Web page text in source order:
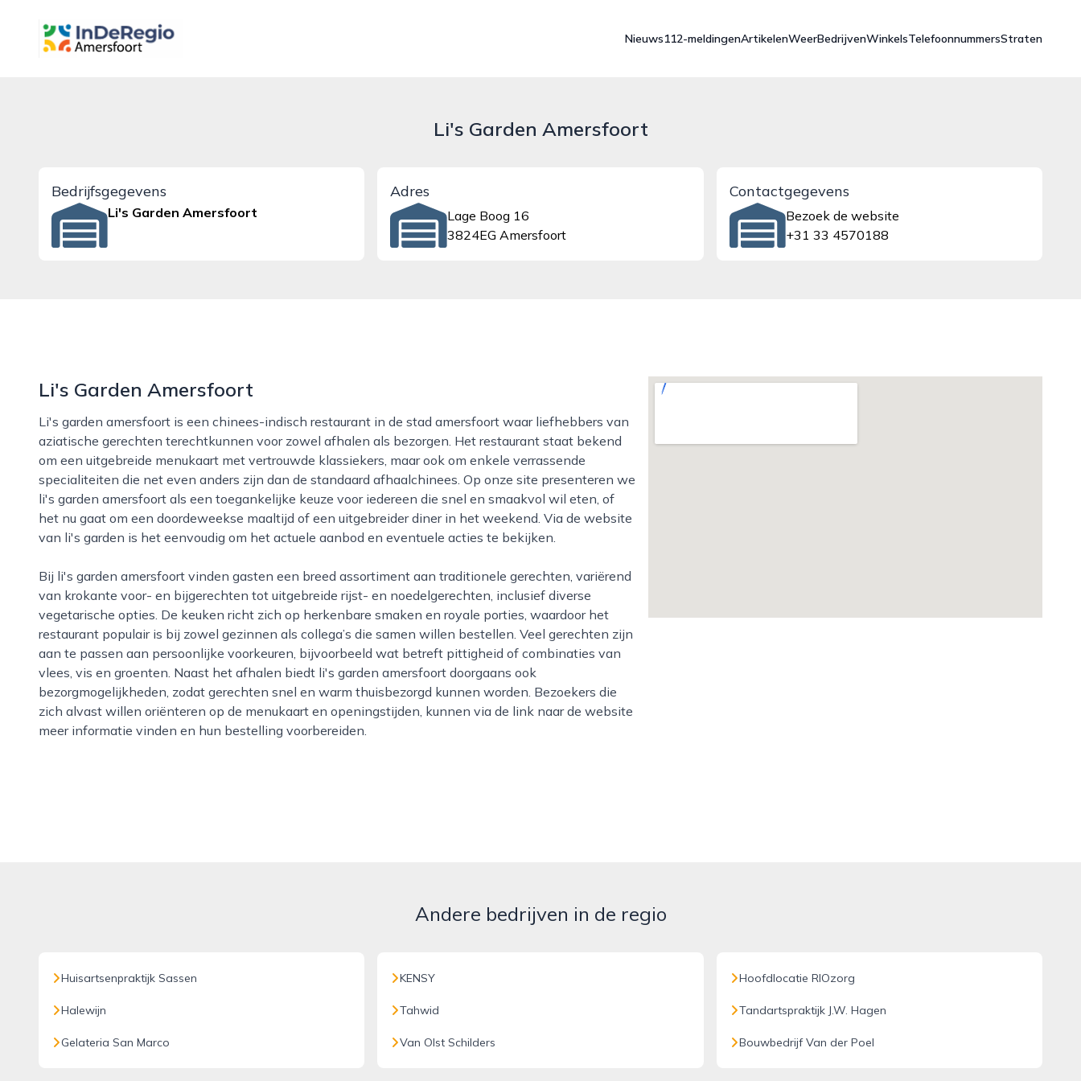
inderegioamersfoort.nl
Nieuws112-meldingenArtikelenWeerBedrijvenWinkelsTelefoonnummersStraten
Li's Garden Amersfoort
Bedrijfsgegevens
Li's Garden Amersfoort
Adres
Lage Boog 16
3824EG Amersfoort
Contactgegevens
Bezoek de website
+31 33 4570188
Li's Garden Amersfoort
Li's garden amersfoort is een chinees-indisch restaurant in de stad amersfoort waar liefhebbers van
aziatische gerechten terechtkunnen voor zowel afhalen als bezorgen. Het restaurant staat bekend
om een uitgebreide menukaart met vertrouwde klassiekers, maar ook om enkele verrassende
specialiteiten die net even anders zijn dan de standaard afhaalchinees. Op onze site presenteren we
li's garden amersfoort als een toegankelijke keuze voor iedereen die snel en smaakvol wil eten, of
het nu gaat om een doordeweekse maaltijd of een uitgebreider diner in het weekend. Via de website
van li's garden is het eenvoudig om het actuele aanbod en eventuele acties te bekijken.
Bij li's garden amersfoort vinden gasten een breed assortiment aan traditionele gerechten, variërend
van krokante voor- en bijgerechten tot uitgebreide rijst- en noedelgerechten, inclusief diverse
vegetarische opties. De keuken richt zich op herkenbare smaken en royale porties, waardoor het
restaurant populair is bij zowel gezinnen als collega’s die samen willen bestellen. Veel gerechten zijn
aan te passen aan persoonlijke voorkeuren, bijvoorbeeld wat betreft pittigheid of combinaties van
vlees, vis en groenten. Naast het afhalen biedt li's garden amersfoort doorgaans ook
bezorgmogelijkheden, zodat gerechten snel en warm thuisbezorgd kunnen worden. Bezoekers die
zich alvast willen oriënteren op de menukaart en openingstijden, kunnen via de link naar de website
meer informatie vinden en hun bestelling voorbereiden.
Andere bedrijven in de regio
Huisartsenpraktijk Sassen
Halewijn
Gelateria San Marco
KENSY
Tahwid
Van Olst Schilders
Hoofdlocatie RIOzorg
Tandartspraktijk J.W. Hagen
Bouwbedrijf Van der Poel